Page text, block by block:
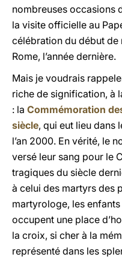
nombreuses occasions
la visite officielle au
célébration du début de
Rome, l’année dernière.
Mais je voudrais
riche de signification, à
: la Commémoration
siècle, qui eut lieu dans
l’an 2000. En vérité, le
versé leur sang pour le
tragiques du siècle
à celui des martyrs des
martyrologe, les
occupent une place
la croix, si cher à la
représenté dans les